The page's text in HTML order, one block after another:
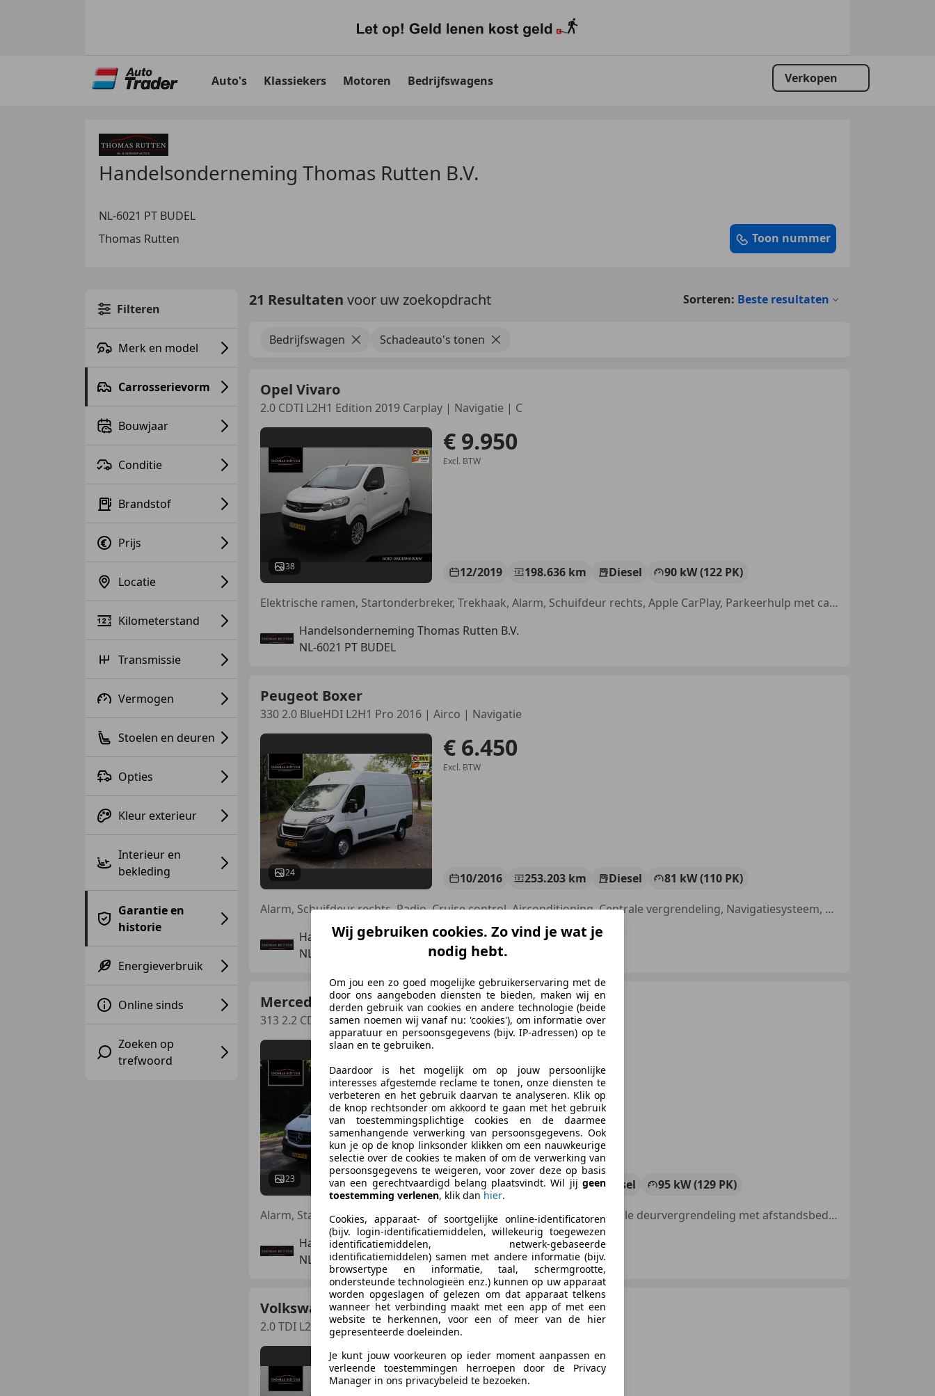
Auto's Klassiekers Motoren Bedrijfswagens Verkopen
Handelsonderneming Thomas Rutten B.V.
NL-6021 PT BUDEL
Thomas Rutten
Toon nummer
Filteren
Merk en model
Carrosserievorm
Bouwjaar
Conditie
Brandstof
Prijs
Locatie
Kilometerstand
Transmissie
Vermogen
Stoelen en deuren
Opties
Kleur exterieur
Interieur en
bekleding
Garantie en
historie
Energieverbruik
Online sinds
Zoeken op
trefwoord
21 Resultaten voor uw zoekopdracht Sorteren: Beste resultaten
Bedrijfswagen Schadeauto's tonen
Opel Vivaro
2.0 CDTI L2H1 Edition 2019 Carplay | Navigatie | C
38
€ 9.950
Excl. BTW
12/2019 198.636 km Diesel
90 kW (122 PK)
Elektrische ramen, Startonderbreker, Trekhaak, Alarm, Schuifdeur rechts, Apple CarPlay, Parkeerhulp met camera, Android Auto
Handelsonderneming Thomas Rutten B.V.
NL-6021 PT BUDEL
Peugeot Boxer
330 2.0 BlueHDI L2H1 Pro 2016 | Airco | Navigatie
24
€ 6.450
Excl. BTW
10/2016 253.203 km Diesel
81 kW (110 PK)
Alarm, Schuifdeur rechts, Radio, Cruise control, Airconditioning, Centrale vergrendeling, Navigatiesysteem, Startonderbreker
Handelsonderneming Thomas Rutten B.V.
NL-6021 PT BUDEL
Mercedes-Benz Sprinter
313 2.2 CDI 325 HD L1H1 2014 | Navigatie | Parkeer
23
Excl. BTW
10/2014 99.551 km Diesel
95 kW (129 PK)
Alarm, Startonderbreker, Traction control, Parkeerhulp achter, Centrale deurvergrendeling met afstandsbediening, Electronic Stability Program
Handelsonderneming Thomas Rutten B.V.
NL-6021 PT BUDEL
Volkswagen T6.1 Transporter
2.0 TDI L2H1 30 DC 2020 | Trekhaak | Carplay | Ada
€ 31.950
Excl. BTW
Wij gebruiken cookies. Zo vind je wat je
nodig hebt.
Om jou een zo goed mogelijke gebruikerservaring met de
door ons aangeboden diensten te bieden, maken wij en
derden gebruik van cookies en andere technologie (beide
samen noemen wij vanaf nu: 'cookies'), om informatie over
apparatuur en persoonsgegevens (bijv. IP-adressen) op te
slaan en te gebruiken.
Daardoor is het mogelijk om op jouw persoonlijke
interesses afgestemde reclame te tonen, onze diensten te
verbeteren en het gebruik daarvan te analyseren. Klik op
de knop rechtsonder om akkoord te gaan met het gebruik
van toestemmingsplichtige cookies en de daarmee
samenhangende verwerking van persoonsgegevens. Ook
kun je op de knop linksonder klikken om een nauwkeurige
selectie over de cookies te maken of om de verwerking van
persoonsgegevens te weigeren, voor zover deze op basis
van een gerechtvaardigd belang plaatsvindt. Wil jij geen
toestemming verlenen, klik dan hier.
Cookies, apparaat- of soortgelijke online-identificatoren
(bijv. login-identificatiemiddelen, willekeurig toegewezen
identificatiemiddelen, netwerk-gebaseerde
identificatiemiddelen) samen met andere informatie (bijv.
browsertype en informatie, taal, schermgrootte,
ondersteunde technologieën enz.) kunnen op uw apparaat
worden opgeslagen of gelezen om dat apparaat telkens
wanneer het verbinding maakt met een app of met een
website te herkennen, voor een of meer van de hier
gepresenteerde doeleinden.
Je kunt jouw voorkeuren op ieder moment aanpassen en
verleende toestemmingen herroepen door de Privacy
Manager in ons privacybeleid te bezoeken.